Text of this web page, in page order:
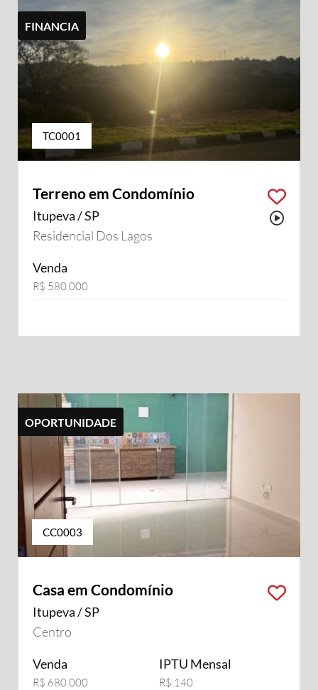
FINANCIA
TC0001
Terreno em Condomínio
Itupeva / SP
Residencial Dos Lagos
Venda
R$ 580.000
OPORTUNIDADE
CC0003
Casa em Condomínio
Itupeva / SP
Centro
Venda
R$ 680.000
IPTU Mensal
R$ 140